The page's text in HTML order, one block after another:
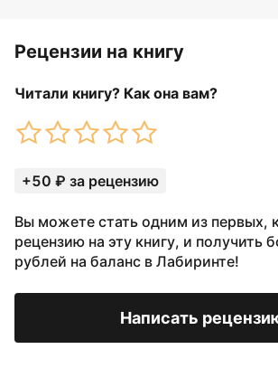
Рецензии на книгу
Читали книгу? Как она вам?
+50 ₽ за рецензию
Вы можете стать одним из первых,
рецензию на эту книгу, и получить
рублей на баланс в Лабиринте!
Написать